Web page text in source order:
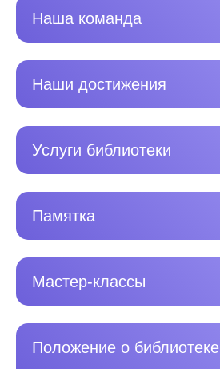
Наша команда
Наши достижения
Услуги библиотеки
Памятка
Мастер-классы
Положение о библиотеке